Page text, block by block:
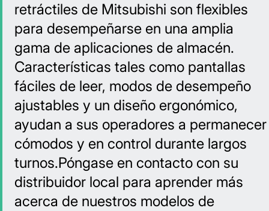
retráctiles de Mitsubishi son flexibles
para desempeñarse en una amplia
gama de aplicaciones de almacén.
Características tales como pantallas
fáciles de leer, modos de desempeño
ajustables y un diseño ergonómico,
ayudan a sus operadores a permanecer
cómodos y en control durante largos
turnos.Póngase en contacto con su
distribuidor local para aprender más
acerca de nuestros modelos de